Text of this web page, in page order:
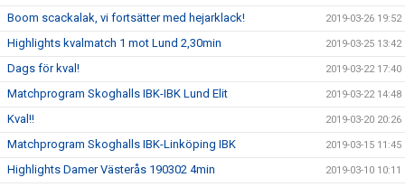
Boom scackalak, vi fortsätter med hejarklack! 2019-03-26 19:52
Highlights kvalmatch 1 mot Lund 2,30min 2019-03-25 13:42
Dags för kval! 2019-03-22 17:40
Matchprogram Skoghalls IBK-IBK Lund Elit 2019-03-22 14:48
Kval!! 2019-03-20 20:26
Matchprogram Skoghalls IBK-Linköping IBK 2019-03-15 11:45
Highlights Damer Västerås 190302 4min 2019-03-10 10:11